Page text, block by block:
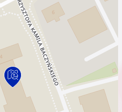
Wyszukaj